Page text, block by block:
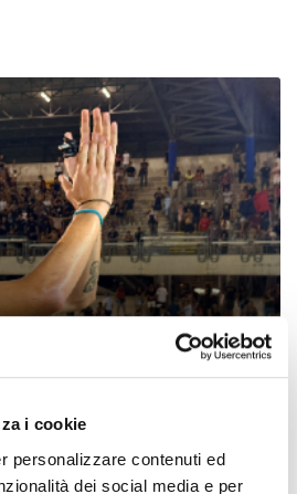
i cookie
personalizzare contenuti ed
dei social media e per
entrano Sgarbi e Perrotta